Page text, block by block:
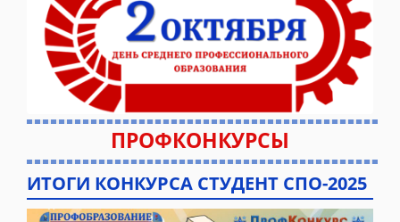
ПРОФКОНКУРСЫ
ИТОГИ КОНКУРСА СТУДЕНТ СПО-2025